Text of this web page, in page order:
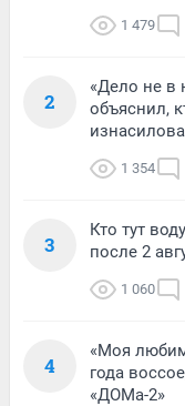
1 479
2
«Дело не в
объяснил,
1 354
3
Кто тут
после 2
1 060
4
«Моя
года
«ДОМа-2»